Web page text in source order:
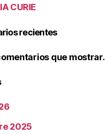
CURIE
recientes
que mostrar.
2025